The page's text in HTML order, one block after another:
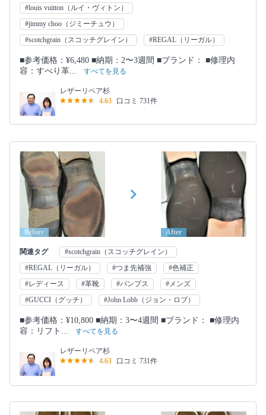
#louis vuitton（ルイ・ヴィトン）
#jimmy choo（ジミーチュウ）
#scotchgrain（スコッチグレイン）
#REGAL（リーガル）
■参考価格：¥6,480 ■納期：2〜3週間 ■ブランド： ■修理内
容：すべり革...
すべてを見る
レザーリペア杉
4.63
口コミ 731件
Before After
関連タグ
#scotchgrain（スコッチグレイン）
#REGAL（リーガル）
#つま先補強
#色補正
#レディース
#革靴 #パンプス
#メンズ
#GUCCI（グッチ）
#John Lobb（ジョン・ロブ）
■参考価格：¥10,800 ■納期：3〜4週間 ■ブランド： ■修理内
容：リフト...
すべてを見る
レザーリペア杉
4.63
口コミ 731件